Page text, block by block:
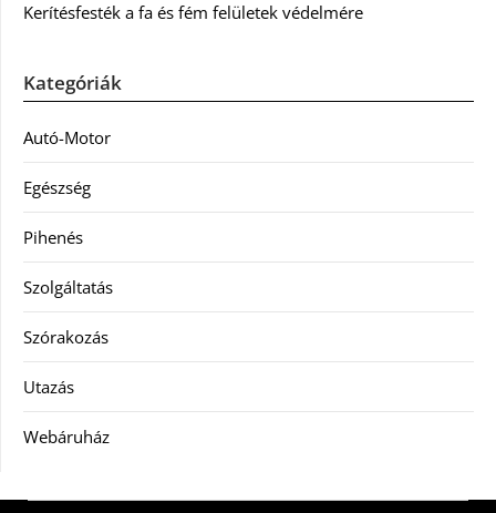
Kerítésfesték a fa és fém felületek védelmére
Kategóriák
Autó-Motor
Egészség
Pihenés
Szolgáltatás
Szórakozás
Utazás
Webáruház